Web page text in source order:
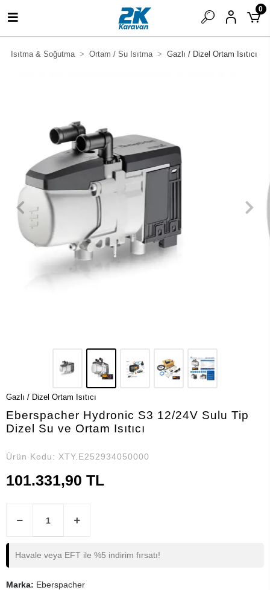
0
Isıtma & Soğutma Ortam / Su Isıtma Gazlı / Dizel Ortam Isıtıcı
Gazlı / Dizel Ortam Isıtıcı
Eberspacher Hydronic S3 12/24V Sulu Tip
Dizel Su ve Ortam Isıtıcı
Ürün Kodu: XTY.E252934050000
101.331,90 TL
Havale veya EFT ile %5 indirim fırsatı!
Marka: Eberspacher